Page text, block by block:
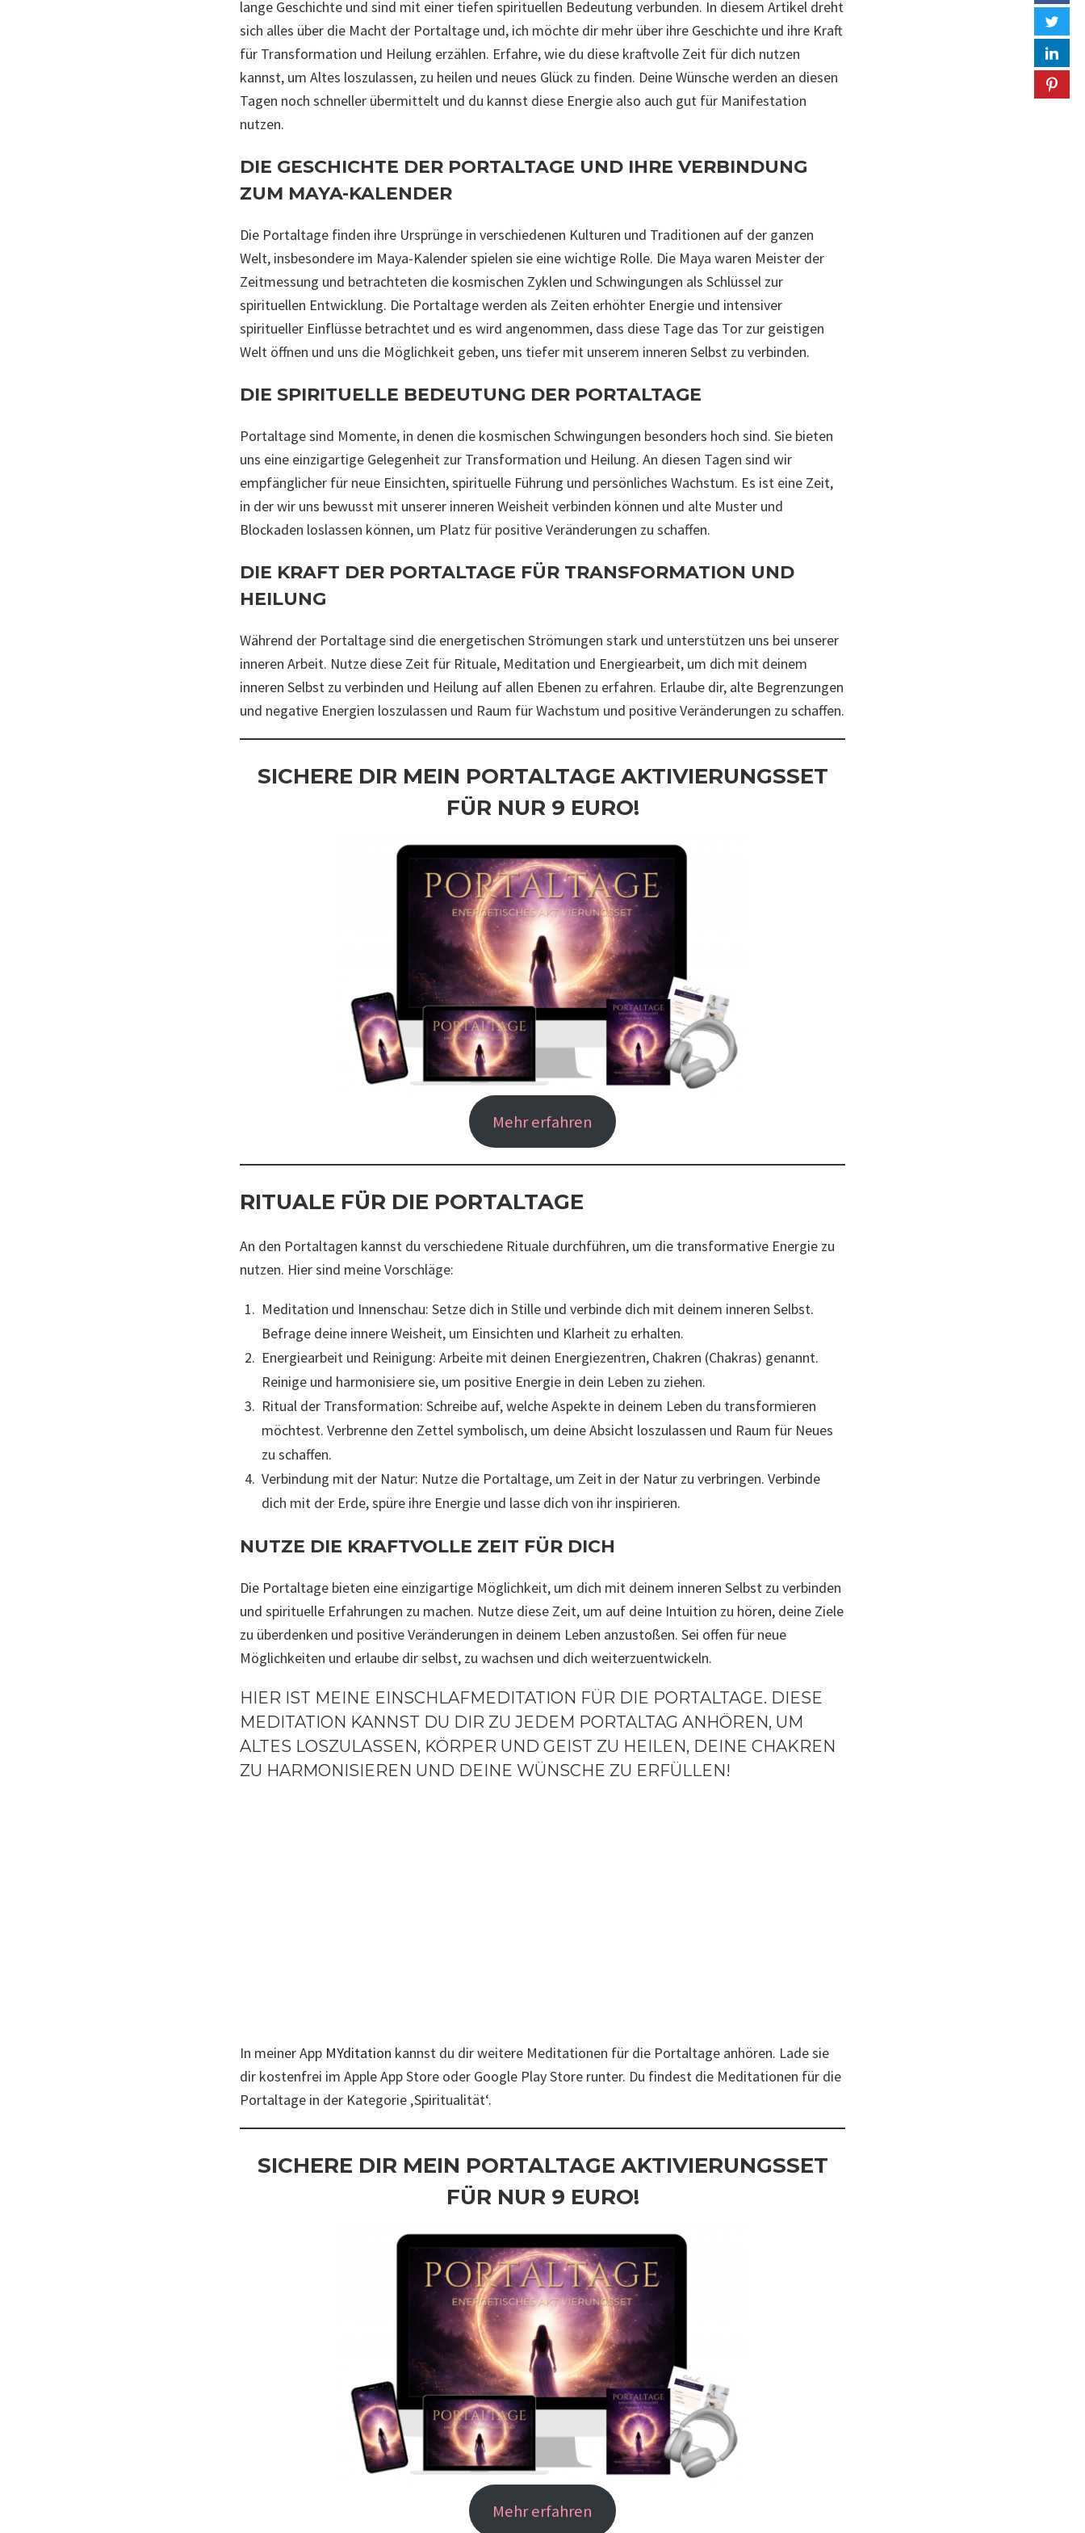
lange Geschichte und sind mit einer tiefen spirituellen Bedeutung verbunden. In diesem Artikel dreht
sich alles über die Macht der Portaltage und, ich möchte dir mehr über ihre Geschichte und ihre Kraft
für Transformation und Heilung erzählen. Erfahre, wie du diese kraftvolle Zeit für dich nutzen
kannst, um Altes loszulassen, zu heilen und neues Glück zu finden. Deine Wünsche werden an diesen
Tagen noch schneller übermittelt und du kannst diese Energie also auch gut für Manifestation
nutzen.
DIE GESCHICHTE DER PORTALTAGE UND IHRE VERBINDUNG
ZUM MAYA-KALENDER
Die Portaltage finden ihre Ursprünge in verschiedenen Kulturen und Traditionen auf der ganzen
Welt, insbesondere im Maya-Kalender spielen sie eine wichtige Rolle. Die Maya waren Meister der
Zeitmessung und betrachteten die kosmischen Zyklen und Schwingungen als Schlüssel zur
spirituellen Entwicklung. Die Portaltage werden als Zeiten erhöhter Energie und intensiver
spiritueller Einflüsse betrachtet und es wird angenommen, dass diese Tage das Tor zur geistigen
Welt öffnen und uns die Möglichkeit geben, uns tiefer mit unserem inneren Selbst zu verbinden.
DIE SPIRITUELLE BEDEUTUNG DER PORTALTAGE
Portaltage sind Momente, in denen die kosmischen Schwingungen besonders hoch sind. Sie bieten
uns eine einzigartige Gelegenheit zur Transformation und Heilung. An diesen Tagen sind wir
empfänglicher für neue Einsichten, spirituelle Führung und persönliches Wachstum. Es ist eine Zeit,
in der wir uns bewusst mit unserer inneren Weisheit verbinden können und alte Muster und
Blockaden loslassen können, um Platz für positive Veränderungen zu schaffen.
DIE KRAFT DER PORTALTAGE FÜR TRANSFORMATION UND
HEILUNG
Während der Portaltage sind die energetischen Strömungen stark und unterstützen uns bei unserer
inneren Arbeit. Nutze diese Zeit für Rituale, Meditation und Energiearbeit, um dich mit deinem
inneren Selbst zu verbinden und Heilung auf allen Ebenen zu erfahren. Erlaube dir, alte Begrenzungen
und negative Energien loszulassen und Raum für Wachstum und positive Veränderungen zu schaffen.
SICHERE DIR MEIN PORTALTAGE AKTIVIERUNGSSET
FÜR NUR 9 EURO!
Mehr erfahren
RITUALE FÜR DIE PORTALTAGE
An den Portaltagen kannst du verschiedene Rituale durchführen, um die transformative Energie zu
nutzen. Hier sind meine Vorschläge:
Meditation und Innenschau: Setze dich in Stille und verbinde dich mit deinem inneren Selbst.
Befrage deine innere Weisheit, um Einsichten und Klarheit zu erhalten.
Energiearbeit und Reinigung: Arbeite mit deinen Energiezentren, Chakren (Chakras) genannt.
Reinige und harmonisiere sie, um positive Energie in dein Leben zu ziehen.
Ritual der Transformation: Schreibe auf, welche Aspekte in deinem Leben du transformieren
möchtest. Verbrenne den Zettel symbolisch, um deine Absicht loszulassen und Raum für Neues
zu schaffen.
Verbindung mit der Natur: Nutze die Portaltage, um Zeit in der Natur zu verbringen. Verbinde
dich mit der Erde, spüre ihre Energie und lasse dich von ihr inspirieren.
NUTZE DIE KRAFTVOLLE ZEIT FÜR DICH
Die Portaltage bieten eine einzigartige Möglichkeit, um dich mit deinem inneren Selbst zu verbinden
und spirituelle Erfahrungen zu machen. Nutze diese Zeit, um auf deine Intuition zu hören, deine Ziele
zu überdenken und positive Veränderungen in deinem Leben anzustoßen. Sei offen für neue
Möglichkeiten und erlaube dir selbst, zu wachsen und dich weiterzuentwickeln.
HIER IST MEINE EINSCHLAFMEDITATION FÜR DIE PORTALTAGE. DIESE
MEDITATION KANNST DU DIR ZU JEDEM PORTALTAG ANHÖREN, UM
ALTES LOSZULASSEN, KÖRPER UND GEIST ZU HEILEN, DEINE CHAKREN
ZU HARMONISIEREN UND DEINE WÜNSCHE ZU ERFÜLLEN!
In meiner App MYditation kannst du dir weitere Meditationen für die Portaltage anhören. Lade sie
dir kostenfrei im Apple App Store oder Google Play Store runter. Du findest die Meditationen für die
Portaltage in der Kategorie ‚Spiritualität‘.
SICHERE DIR MEIN PORTALTAGE AKTIVIERUNGSSET
FÜR NUR 9 EURO!
Mehr erfahren